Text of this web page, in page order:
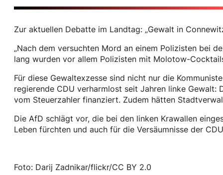
Zur aktuellen Debatte im Landtag: „Gewalt in
„Nach dem versuchten Mord an einem Polizisten bei
lang wurden vor allem Polizisten mit Molotow-
Für diese Gewaltexzesse sind nicht nur die
regierende CDU verharmlost seit Jahren linke
vom Steuerzahler finanziert. Zudem hätten
Die AfD schlägt vor, die bei den linken Krawallen
Leben fürchten und auch für die Versäumnisse der
Foto: Darij Zadnikar/flickr/CC BY 2.0